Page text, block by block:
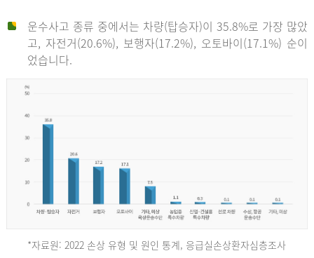
운수사고 종류 중에서는 차량(탑승자)이 35.8%로 가장 많았
고, 자전거(20.6%), 보행자(17.2%), 오토바이(17.1%) 순이
었습니다.
*자료원: 2022 손상 유형 및 원인 통계, 응급실손상환자심층조사